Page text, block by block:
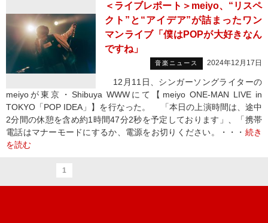
＜ライブレポート＞meiyo、“リスペ
クト”と“アイデア”が詰まったワン
マンライブ「僕はPOPが大好きなん
ですね」
音楽ニュース 2024年12月17日
12月11日、シンガーソングライターの
meiyoが東京・Shibuya WWWにて【meiyo ONE-MAN LIVE in
TOKYO「POP IDEA」】を行なった。 「本日の上演時間は、途中
2分間の休憩を含め約1時間47分2秒を予定しております」、「携帯
電話はマナーモードにするか、電源をお切りください。・・・ 続き
を読む
1